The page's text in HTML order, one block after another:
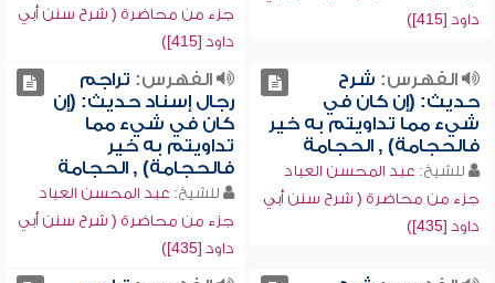
داود [415])
جزء من محاضرة ( شرح سنن أبي
داود [415])
الفهرس: شرح
حديث: (إن كان في
شيء مما تداويتم به خير
فالحجامة) , الحجامة
للشيخ: عبد المحسن العباد
جزء من محاضرة ( شرح سنن أبي
داود [435])
الفهرس: تراجم
رجال إسناد حديث: (إن
كان في شيء مما
تداويتم به خير
فالحجامة) , الحجامة
للشيخ: عبد المحسن العباد
جزء من محاضرة ( شرح سنن أبي
داود [435])